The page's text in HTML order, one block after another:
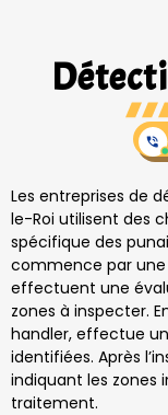
Les entreprises de
le-Roi utilisent des
spécifique des
commence par une
effectuent une
zones à inspecter.
handler, effectue
identifiées. Après
indiquant les zones
traitement.